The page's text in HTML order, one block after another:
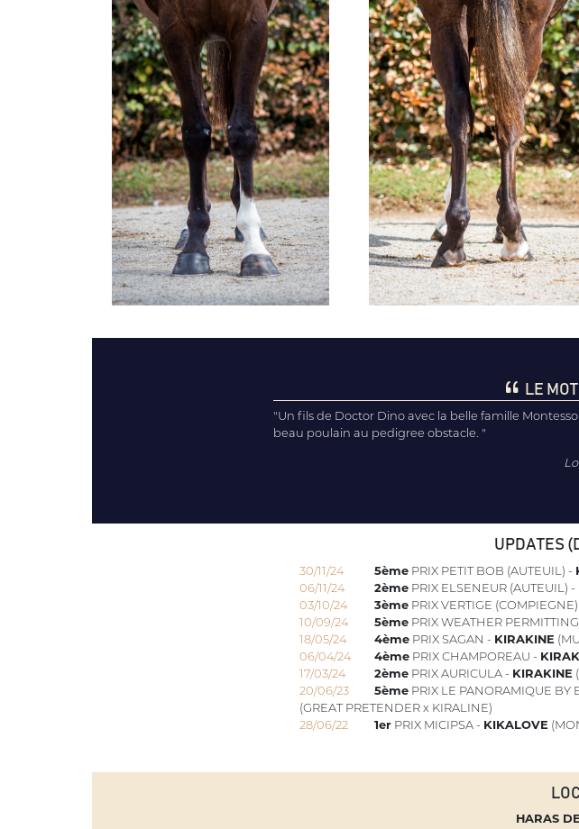
LE
"Un fils de Doctor Dino avec la belle famille
beau poulain au pedigree obstacle. "
UPDATES
30/11/24 5èmePRIX PETIT BOB (AUTEUIL) -
06/11/24
2èmePRIX ELSENEUR (AUTEUIL) -
03/10/24
3èmePRIX VERTIGE
10/09/24
5èmePRIX WEATHER
18/05/24
4èmePRIX SAGAN - KIRAKINE
06/04/24
4èmePRIX CHAMPOREAU -
17/03/24
2èmePRIX AURICULA - KIRAKINE
20/06/23
5èmePRIX LE PANORAMIQUE BY
(GREAT PRETENDER x KIRALINE)
28/06/22
1erPRIX MICIPSA - KIKALOVE
HARAS